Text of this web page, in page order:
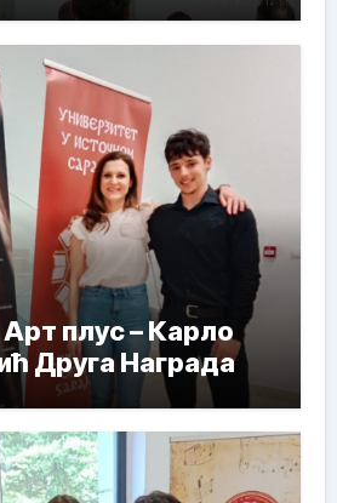
плус – Карло
Друга Награда